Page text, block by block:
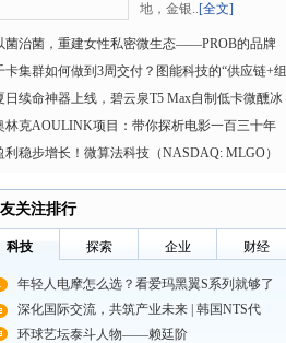
地，金银..[全文]
菌治菌，重建女性私密微生态——PROB的品牌
卡集群如何做到3周交付？图能科技的“供应链+组
实战
日续命神器上线，碧云泉T5 Max自制低卡微醺冰
林克AOULINK项目：带你探析电影一百三十年
展进程
利稳步增长！微算法科技（NASDAQ: MLGO）
关注排行
科技 探索 企业 财经
年轻人电摩怎么选？看爱玛黑翼S系列就够了
深化国际交流，共筑产业未来 | 韩国NTS代
环球艺坛泰斗人物——赖廷阶